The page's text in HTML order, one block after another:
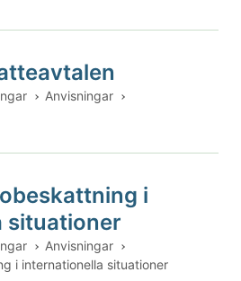
Anvisningar
i
situationer
Anvisningar
i internationella situationer